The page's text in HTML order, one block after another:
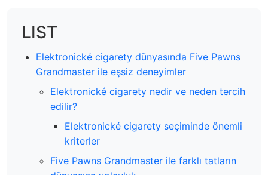
LIST
Elektronické cigarety dünyasında Five Pawns
Grandmaster ile eşsiz deneyimler
Elektronické cigarety nedir ve neden tercih
edilir?
Elektronické cigarety seçiminde önemli
kriterler
Five Pawns Grandmaster ile farklı tatların